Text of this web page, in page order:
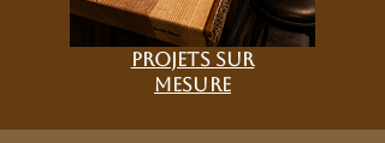
projets sur
mesure